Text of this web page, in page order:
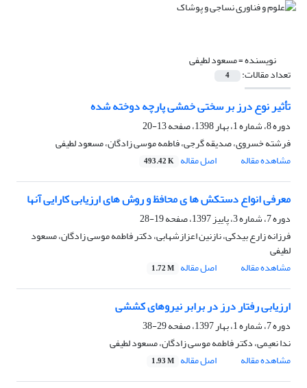
نویسنده =مسعود لطیفی
تعداد مقالات: 4
تأثیر نوع درز بر سختی خمشی پارچه دوخته شده
دوره 8، شماره 1، بهار 1398، صفحه
13-20
فرشته خسروی، صدیقه گرجی، فاطمه موسی زادگان، مسعود لطیفی
مشاهده مقاله
اصل مقاله 493.42 K
معرفی انواع دستکش ها ی محافظ و روش های ارزیابی کارایی آنها
دوره 7، شماره 3، پاییز 1397، صفحه
19-28
فرزانه زارع بیدکی، نازنین اعزازشهابی، دکتر فاطمه موسی زادگان، مسعود
لطیفی
مشاهده مقاله
اصل مقاله 1.72 M
ارزیابی رفتار درز در برابر نیروهای کششی
دوره 7، شماره 1، بهار 1397، صفحه
29-38
ندا نعیمی، دکتر فاطمه موسی زادگان، مسعود لطیفی
مشاهده مقاله
اصل مقاله 1.93 M